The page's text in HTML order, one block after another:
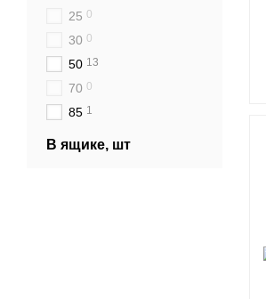
25 0
30 0
50 13
70 0
85 1
В ящике, шт